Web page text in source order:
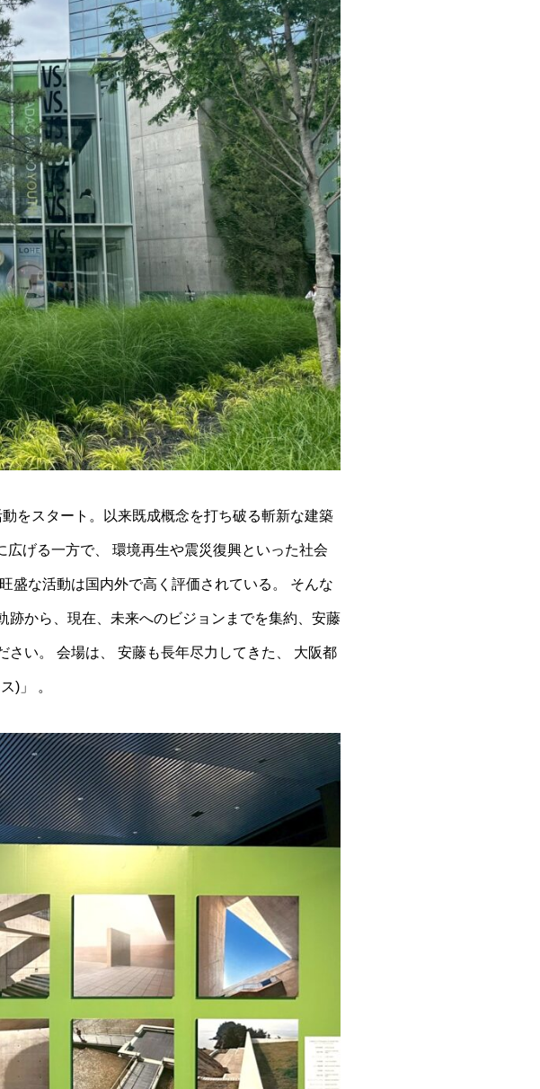
をスタート。以来既成概念を打ち破る斬新な建築
げる一方で、 環境再生や震災復興といった社会
盛な活動は国内外で高く評価されている。 そんな
から、現在、未来へのビジョンまでを集約、安藤
い。 会場は、 安藤も長年尽力してきた、 大阪都
)」 。